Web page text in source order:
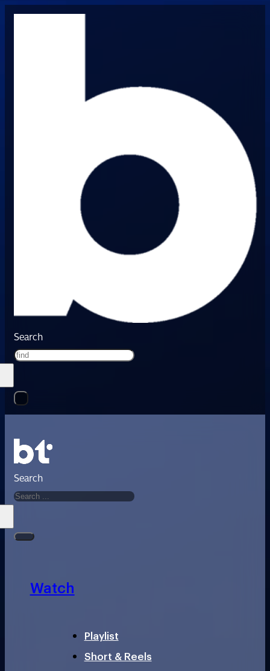
Search
Search
Watch
Playlist
Short & Reels